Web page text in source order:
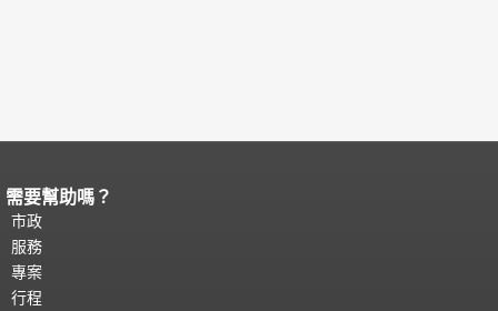
頁面內容結束。
都會重複顯示。
需要幫助嗎？
市政
服務
專案
行程